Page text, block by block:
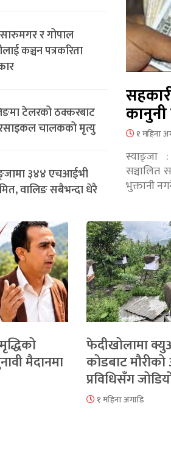
र गोपाल
कञ्चन पत्रकरिता
टेलरको ठक्करबाट
चालकको मृत्यु
३४४ एचआईभी
वालिङ सबैभन्दा धेरै
कानुनी
१ महिना
स्याङ्जा
सञ्चालित
भुक्तानी
मैदानमा
फेदीखोलामा
कोडबाट
प्रविधिसँग
१ महिना अगाडि